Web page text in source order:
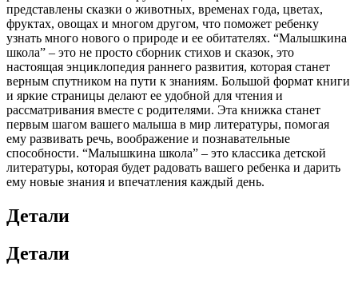
представлены сказки о животных, временах года, цветах,
фруктах, овощах и многом другом, что поможет ребенку
узнать много нового о природе и ее обитателях. “Малышкина
школа” – это не просто сборник стихов и сказок, это
настоящая энциклопедия раннего развития, которая станет
верным спутником на пути к знаниям. Большой формат книги
и яркие страницы делают ее удобной для чтения и
рассматривания вместе с родителями. Эта книжка станет
первым шагом вашего малыша в мир литературы, помогая
ему развивать речь, воображение и познавательные
способности. “Малышкина школа” – это классика детской
литературы, которая будет радовать вашего ребенка и дарить
ему новые знания и впечатления каждый день.
Детали
Детали